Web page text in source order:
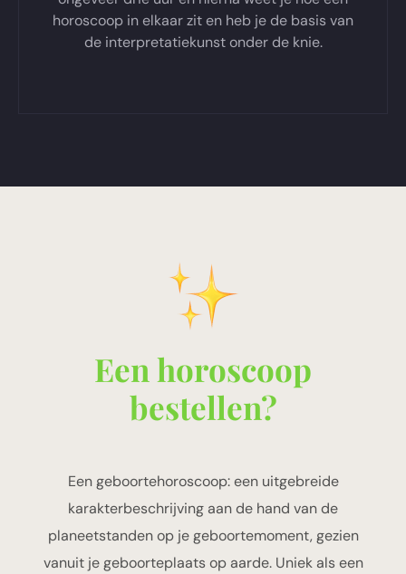
horoscoop in elkaar zit en heb je de basis van
de interpretatiekunst onder de knie.
Een horoscoop
bestellen?
Een geboortehoroscoop: een uitgebreide
karakterbeschrijving aan de hand van de
planeetstanden op je geboortemoment, gezien
vanuit je geboorteplaats op aarde. Uniek als een